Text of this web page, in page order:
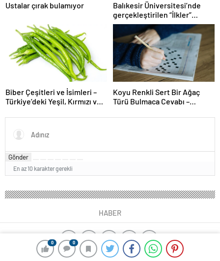
0 0
Ustalar çırak bulamıyor
Balıkesir Üniversitesi’nde
gerçekleştirilen “İlkler”
üniversitenin geleceğini
şekillendiriyor
Biber Çeşitleri ve İsimleri –
Türkiye’deki Yeşil, Kırmızı ve
Koyu Renkli Sert Bir Ağaç
Türü Bulmaca Cevabı –
Bir Ağaç Türü
Gönder
En az 10 karakter gerekli
HABER
yangın algılama sistemleri ajax alarm